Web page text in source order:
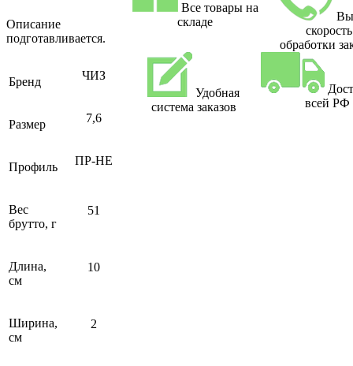
Описание
подготавливается.
Бренд ЧИЗ
Размер 7,6
Профиль ПР-НЕ
Вес
брутто, г
51
Длина,
см
10
Ширина,
см
2
Все товары на
складе
скорость
обработки
Удобная
система заказов
всей РФ